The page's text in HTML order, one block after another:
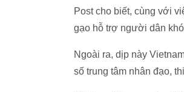
Post cho biết, cùng với
gạo hỗ trợ người dân
Ngoài ra, dịp này
số trung tâm nhân đạo,